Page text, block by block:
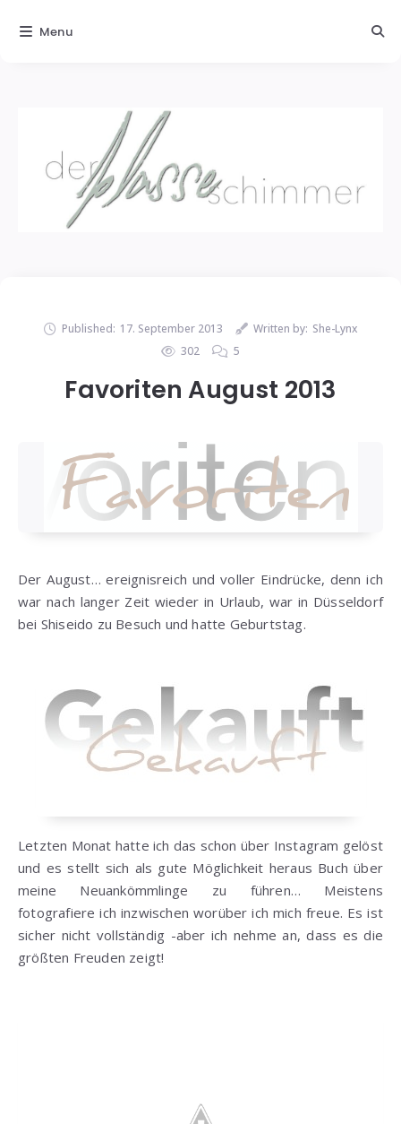
Published: 17. September 2013 Written by: She-Lynx
302
5
Favoriten August 2013
Der August… ereignisreich und voller Eindrücke, denn ich
war nach langer Zeit wieder in Urlaub, war in Düsseldorf
bei Shiseido zu Besuch und hatte Geburtstag.
Letzten Monat hatte ich das schon über Instagram gelöst
und es stellt sich als gute Möglichkeit heraus Buch über
meine Neuankömmlinge zu führen… Meistens
fotografiere ich inzwischen worüber ich mich freue. Es ist
sicher nicht vollständig -aber ich nehme an, dass es die
größten Freuden zeigt!
Menu